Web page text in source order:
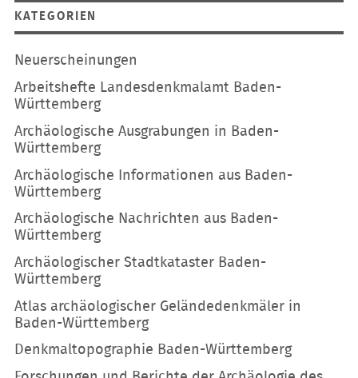
KATEGORIEN
Navigation
Neuerscheinungen
Arbeitshefte Landesdenkmalamt Baden-
Württemberg
Archäologische Ausgrabungen in Baden-
Württemberg
Archäologische Informationen aus Baden-
Württemberg
Archäologische Nachrichten aus Baden-
Württemberg
Archäologischer Stadtkataster Baden-
Württemberg
Atlas archäologischer Geländedenkmäler in
Baden-Württemberg
Denkmaltopographie Baden-Württemberg